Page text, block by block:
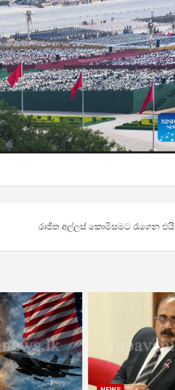
රාජිත අල්ලස් කොමිසමට රැගෙන එයි